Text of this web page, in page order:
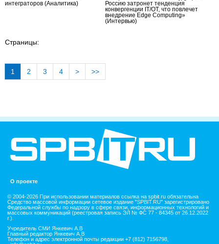
интеграторов (Аналитика)
Россию затронет тенденция
конвергенции IT/OT, что повлечет
внедрение Edge Computing»
(Интервью)
Страницы:
1 2 3 4 > >>
О проекте
© 2004-2026 При использовании материалов ссылка на spbit.ru обязательна
Средство массовой информации сетевое издание "SPBIT.RU" зарегистрировано
Федеральной службы по надзору в сфере связи, информационных технологий и
массовых коммуникаций (реестровая запись ЭЛ № ФС 77 - 84345 от 26.12.2022
г.).
Учредитель СМИ Янкевич А.В
Главный редактор Янкевич А.В
Телефон и адрес электронной почты редакции +7 (812) 7156798,